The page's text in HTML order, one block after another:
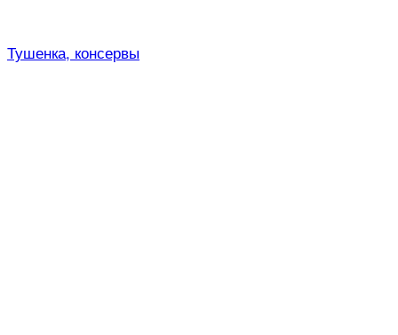
Тушенка, консервы